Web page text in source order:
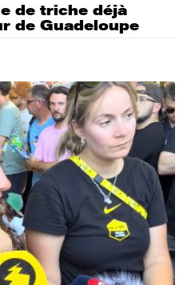
de triche déjà
de Guadeloupe